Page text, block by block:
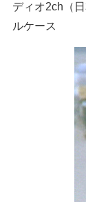
ディオ2ch（
ルケース